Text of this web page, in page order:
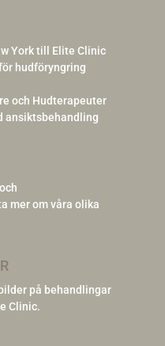
York till Elite Clinic
hudföryngring
och Hudterapeuter
ansiktsbehandling
mer om våra olika
på behandlingar
Clinic.